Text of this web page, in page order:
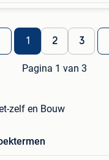
1 2 3
Pagina 1 van 3
zelf en Bouw